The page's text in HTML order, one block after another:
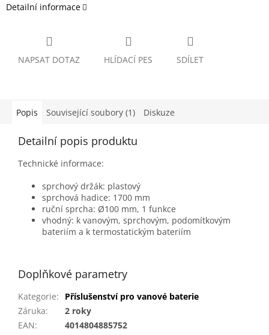
Detailní informace
NAPSAT DOTAZ HLÍDACÍ PES SDÍLET
Popis Související soubory (1) Diskuze
Detailní popis produktu
Technické informace:
sprchový držák: plastový
sprchová hadice: 1700 mm
ruční sprcha: Ø100 mm, 1 funkce
vhodný: k vanovým, sprchovým, podomítkovým
bateriím a k termostatickým bateriím
Doplňkové parametry
Kategorie:
Příslušenství pro vanové baterie
Záruka:
2 roky
EAN: 4014804885752